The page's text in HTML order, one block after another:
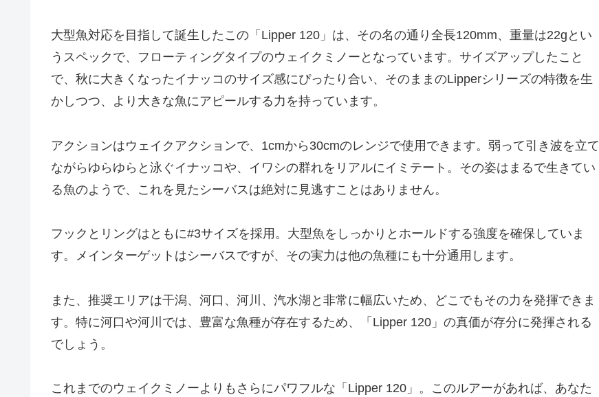
大型魚対応を目指して誕生したこの「Lipper 120」は、その名の通り全長120mm、重量は22gとい
うスペックで、フローティングタイプのウェイクミノーとなっています。サイズアップしたこと
で、秋に大きくなったイナッコのサイズ感にぴったり合い、そのままのLipperシリーズの特徴を生
かしつつ、より大きな魚にアピールする力を持っています。
アクションはウェイクアクションで、1cmから30cmのレンジで使用できます。弱って引き波を立て
ながらゆらゆらと泳ぐイナッコや、イワシの群れをリアルにイミテート。その姿はまるで生きてい
る魚のようで、これを見たシーバスは絶対に見逃すことはありません。
フックとリングはともに#3サイズを採用。大型魚をしっかりとホールドする強度を確保していま
す。メインターゲットはシーバスですが、その実力は他の魚種にも十分通用します。
また、推奨エリアは干潟、河口、河川、汽水湖と非常に幅広いため、どこでもその力を発揮できま
す。特に河口や河川では、豊富な魚種が存在するため、「Lipper 120」の真価が存分に発揮される
でしょう。
これまでのウェイクミノーよりもさらにパワフルな「Lipper 120」。このルアーがあれば、あなた